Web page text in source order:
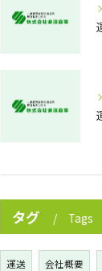
タグ Tags
運送 会社概要